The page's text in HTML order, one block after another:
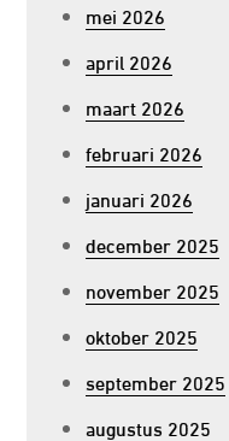
mei 2026
april 2026
maart 2026
februari 2026
januari 2026
december 2025
november 2025
oktober 2025
september 2025
augustus 2025